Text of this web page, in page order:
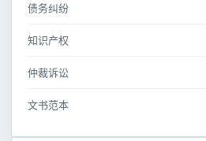
债务纠纷
知识产权
仲裁诉讼
文书范本